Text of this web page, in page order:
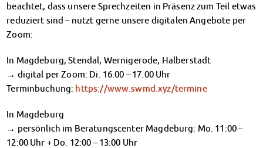
Schadensmeldung
Wohnen-FAQ
Dokumente
Soziales & Beratung
Sozialberatung
Finanzierungsberatung
Rückerstattung Semesterbeitrag
PsychoSoziale Beratung
Kursangebote
beachtet, dass unsere Sprechzeiten in Präsenz zum Teil etwas
reduziert sind – nutzt gerne unsere digitalen Angebote per
Zoom:
In Magdeburg, Stendal, Wernigerode, Halberstadt
→ digital per Zoom: Di. 16.00 – 17.00 Uhr
Terminbuchung: https://www.swmd.xyz/termine
In Magdeburg
→ persönlich im Beratungscenter Magdeburg: Mo. 11:00 –
12:00 Uhr + Do. 12:00 – 13:00 Uhr